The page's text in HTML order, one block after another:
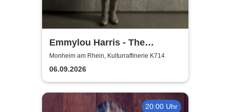
Emmylou Harris - The
European Farewell Tour
Monheim am Rhein, Kulturraffinerie K714
06.09.2026
20:00 Uhr